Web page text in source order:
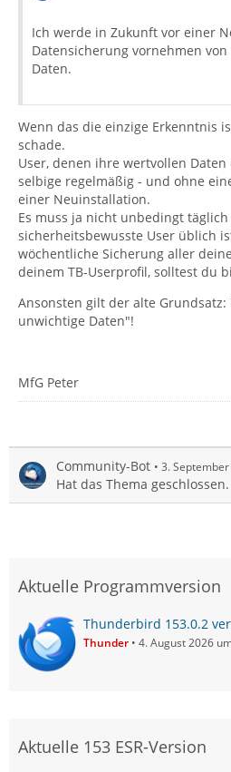
Ich werde in Zukunft vor einer
Datensicherung vornehmen
Daten.
Wenn das die einzige Erkenntnis
schade.
User, denen ihre wertvollen
selbige regelmäßig - und ohne
einer Neuinstallation.
Es muss ja nicht unbedingt
sicherheitsbewusste User üblich
wöchentliche Sicherung aller
deinem TB-Userprofil, solltest du
Ansonsten gilt der alte
unwichtige Daten"!
MfG Peter
Community-Bot 3.
Hat das Thema geschlossen.
Aktuelle Programmversion
Thunderbird 153.0.2
Thunder 4. August 2026
Aktuelle 153 ESR-Version